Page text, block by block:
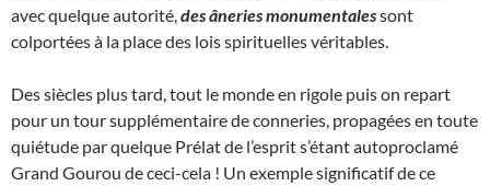
avec quelque autorité, des âneries monumentalessont
colportées à la place des lois spirituelles véritables.
Des siècles plus tard, tout le monde en rigole puis on repart
pour un tour supplémentaire de conneries, propagées en toute
quiétude par quelque Prélat de l’esprit s’étant autoproclamé
Grand Gourou de ceci-cela ! Un exemple significatif de ce